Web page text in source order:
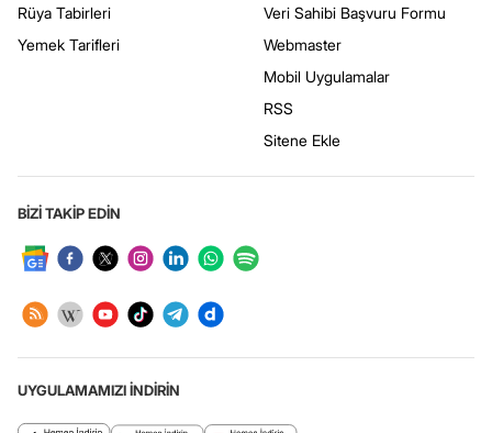
Rüya Tabirleri
Yemek Tarifleri
Veri Sahibi Başvuru Formu
Webmaster
Mobil Uygulamalar
RSS
Sitene Ekle
BİZİ TAKİP EDİN
UYGULAMAMIZI İNDİRİN